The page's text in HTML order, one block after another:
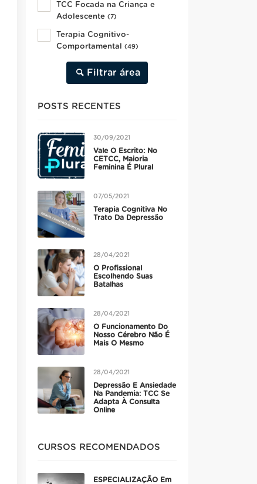
TCC Focada na Criança e
Adolescente (7)
Terapia Cognitivo-
Comportamental (49)
Filtrar área
POSTS RECENTES
30/09/2021
Vale O Escrito: No
CETCC, Maioria
Feminina É Plural
07/05/2021
Terapia Cognitiva No
Trato Da Depressão
28/04/2021
O Profissional
Escolhendo Suas
Batalhas
28/04/2021
O Funcionamento Do
Nosso Cérebro Não É
Mais O Mesmo
28/04/2021
Depressão E Ansiedade
Na Pandemia: TCC Se
Adapta À Consulta
Online
CURSOS RECOMENDADOS
ESPECIALIZAÇÃO Em